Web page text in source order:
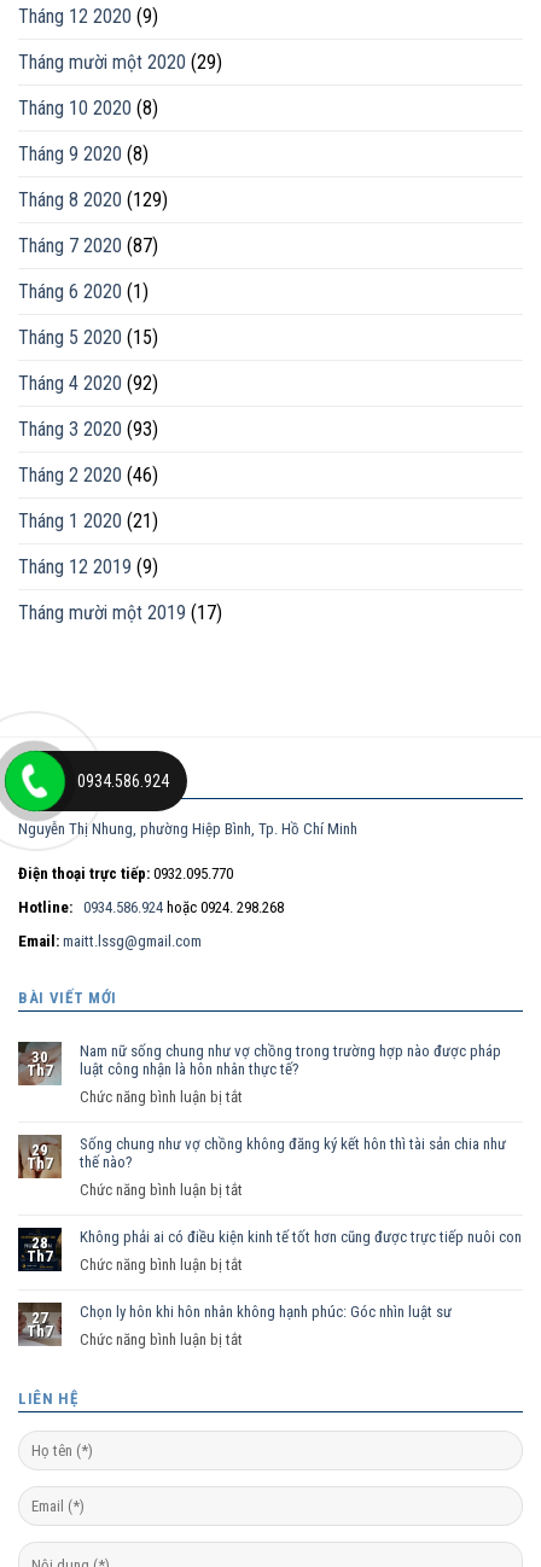
Tháng 12 2020 (9)
Tháng mười một 2020 (29)
Tháng 10 2020 (8)
Tháng 9 2020 (8)
Tháng 8 2020 (129)
Tháng 7 2020 (87)
Tháng 6 2020 (1)
Tháng 5 2020 (15)
Tháng 4 2020 (92)
Tháng 3 2020 (93)
Tháng 2 2020 (46)
Tháng 1 2020 (21)
Tháng 12 2019 (9)
Tháng mười một 2019 (17)
ĐỊA CHỈ
Nguyễn Thị Nhung, phường Hiệp Bình, Tp. Hồ Chí Minh
Điện thoại trực tiếp: 0932.095.770
Hotline: 0934.586.924 hoặc 0924. 298.268
Email: maitt.lssg@gmail.com
BÀI VIẾT MỚI
30
Th7
Nam nữ sống chung như vợ chồng trong trường hợp nào được pháp
luật công nhận là hôn nhân thực tế?
Chức năng bình luận bị tắt
nữ
vợ
trường
pháp
luật
hôn
29
Th7
Sống chung như vợ chồng không đăng ký kết hôn thì tài sản chia như
thế nào?
Chức năng bình luận bị tắt
chung
chồng
hôn
chia
28
Th7
Không phải ai có điều kiện kinh tế tốt hơn cũng được trực tiếp nuôi con
Chức năng bình luận bị tắt
phải
kiện
kinh
cũng
27
Th7
Chọn ly hôn khi hôn nhân không hạnh phúc: Góc nhìn luật sư
Chức năng bình luận bị tắt
hôn
khi
nhân
hạnh
LIÊN HỆ
0934.586.924